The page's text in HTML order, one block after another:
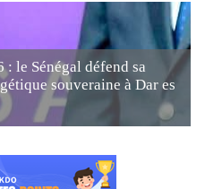
le Sénégal défend sa
souveraine à Dar es